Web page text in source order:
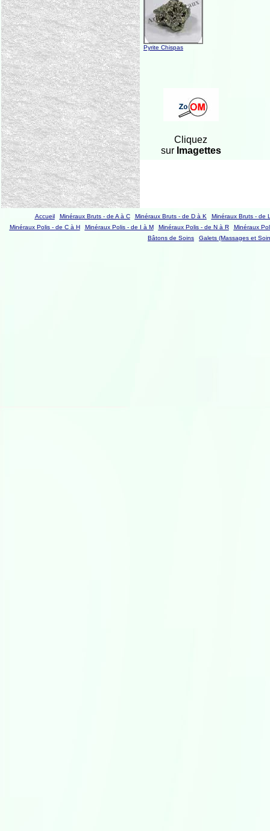
Pyrite Chispas
Cliquez
surImagettes
Accueil Minéraux Bruts - de A à C Minéraux Bruts - de D à K
Minéraux Bruts - de
Minéraux Polis - de C à H
Minéraux Polis - de I à M Minéraux Polis - de N à R
Minéraux
Bâtons de Soins
Galets (Massages et